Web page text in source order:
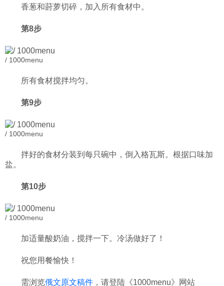
香葱和莳萝切碎，加入所有食材中。
第8步
/ 1000menu
所有食材搅拌均匀。
第9步
/ 1000menu
拌好的食材分装到每只碗中，倒入格瓦斯。根据口味加
盐。
第10步
/ 1000menu
加适量酸奶油，搅拌一下。冷汤做好了！
祝您用餐愉快！
需浏览俄文原文稿件 ，请登陆《1000menu》网站